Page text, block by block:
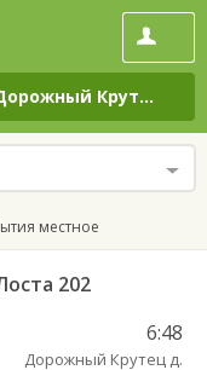
Крутец
местное
202
6:48
Дорожный Крутец д.